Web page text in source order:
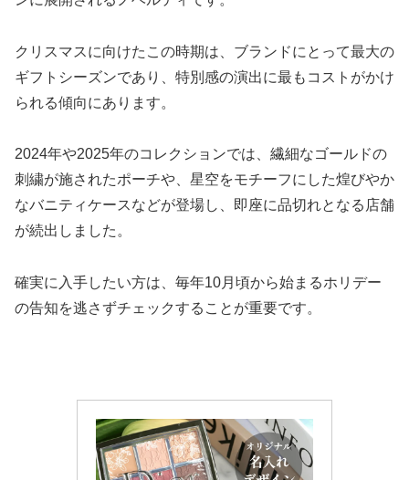
クリスマスに向けたこの時期は、ブランドにとって最大の
ギフトシーズンであり、特別感の演出に最もコストがかけ
られる傾向にあります。
2024年や2025年のコレクションでは、繊細なゴールドの
刺繍が施されたポーチや、星空をモチーフにした煌びやか
なバニティケースなどが登場し、即座に品切れとなる店舗
が続出しました。
確実に入手したい方は、毎年10月頃から始まるホリデー
の告知を逃さずチェックすることが重要です。